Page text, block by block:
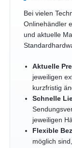
Bei vielen
Onlinehändler
und aktuelle
Aktuelle
jeweiligen
kurzfristig
Schnelle
jeweiligen
Flexible
möglich